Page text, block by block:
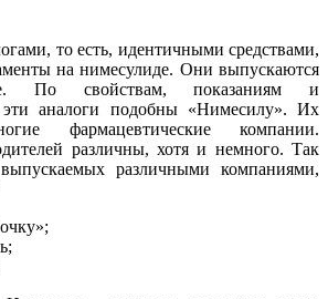
то есть, идентичными средствами,
на нимесулиде. Они выпускаются
По свойствам, показаниям и
эти аналоги подобны «Нимесилу». Их
фармацевтические компании.
различны, хотя и немного. Так
различными компаниями,